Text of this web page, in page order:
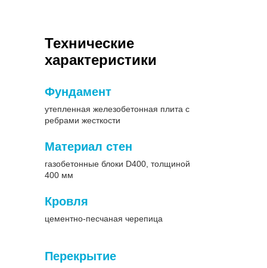
Планировка второго этажа включает: 3
спальни, 2 гардероба, 2 ванной, кладовую-
Технические
характеристики
Фундамент
утепленная железобетонная плита с
ребрами жесткости
Материал стен
газобетонные блоки D400, толщиной
400 мм
Кровля
цементно-песчаная черепица
Перекрытие